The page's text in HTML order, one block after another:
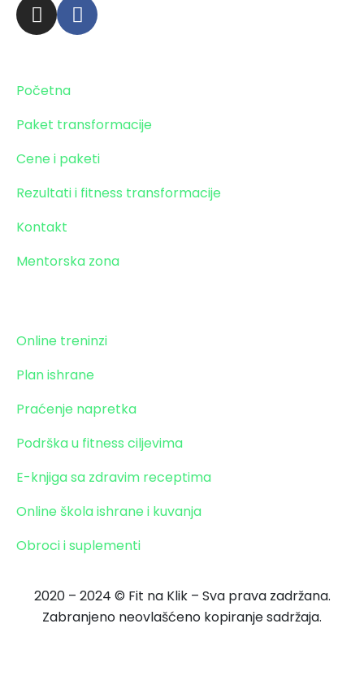
Početna
Paket transformacije
Cene i paketi
Rezultati i fitness transformacije
Kontakt
Mentorska zona
Online treninzi
Plan ishrane
Praćenje napretka
Podrška u fitness ciljevima
E-knjiga sa zdravim receptima
Online škola ishrane i kuvanja
Obroci i suplementi
2020 – 2024 © Fit na Klik – Sva prava zadržana.
Zabranjeno neovlašćeno kopiranje sadržaja.